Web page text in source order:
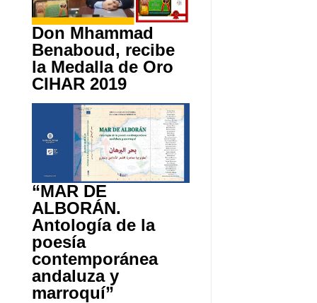
Don Mhammad
Benaboud, recibe
la Medalla de Oro
CIHAR 2019
“MAR DE
ALBORÁN.
Antología de la
poesía
contemporánea
andaluza y
marroquí”